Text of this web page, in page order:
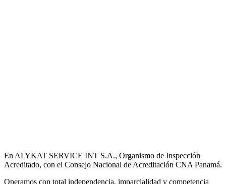
En ALYKAT SERVICE INT S.A., Organismo de Inspección
Acreditado, con el Consejo Nacional de Acreditación CNA Panamá.
Operamos con total independencia, imparcialidad y competencia